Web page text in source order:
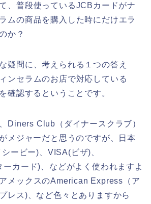
、普段使っているJCBカードがナ
ムの商品を購入した時にだけエラ
か？
疑問に、考えられる１つの答え
ンセラムのお店で対応している
確認するということです。
Diners Club（ダイナースクラブ）
メジャーだと思うのですが、日本
ービー)、VISA(ビザ)、
カード)、などがよく使われますよ
メックスのAmerican Express（ア
レス)、など色々とありますから